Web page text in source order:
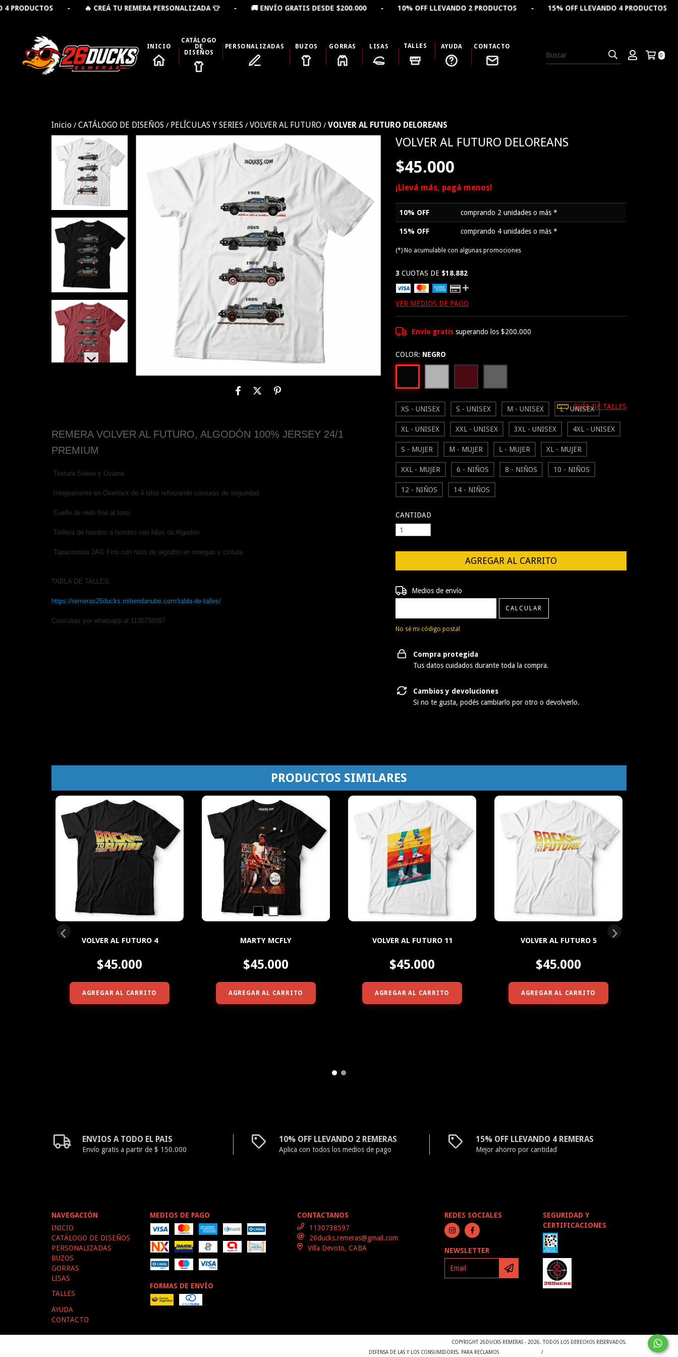
TU REMERA PERSONALIZADA 👕 - 🚚 ENVÍO GRATIS DESDE $200.000 - 10% OFF LLEVANDO 2 PRODUCTOS - 15% OFF LLEVANDO 4 PRODUCTOS - 🔥 CREÁ TU
INICIO
CATÁLOGO
DE
DISEÑOS
PERSONALIZADAS BUZOS GORRAS LISAS TALLES AYUDA CONTACTO
0
Inicio / CATÁLOGO DE DISEÑOS / PELÍCULAS Y SERIES / VOLVER AL FUTURO / VOLVER AL FUTURO DELOREANS
REMERA VOLVER AL FUTURO, ALGODÓN 100% JERSEY 24/1
PREMIUM
Textura Suave y Liviana.
Integramente en Overlock de 4 hilos reforzando costuras de seguridad.
Cuello de reeb fino al tono.
Tirillera de hombro a hombro con hilos de Algodón
Tapacostura 2AG Fino con hilos de algodón en mangas y cintura.
TABLA DE TALLES:
https://remeras26ducks.mitiendanube.com/tabla-de-talles/
Consultas por whatsapp al 1130738597
VOLVER AL FUTURO DELOREANS
$45.000
¡Llevá más, pagá menos!
10% OFF comprando 2 unidades o más *
15% OFF comprando 4 unidades o más *
(*) No acumulable con algunas promociones
3 CUOTAS DE $18.882
VER MEDIOS DE PAGO
Envío gratis superando los$200.000
COLOR: NEGRO
GUÍA DE TALLES
XS - UNISEX S - UNISEX M - UNISEX L - UNISEX
XL - UNISEX XXL - UNISEX 3XL - UNISEX 4XL - UNISEX
S - MUJER M - MUJER L - MUJER XL - MUJER
XXL - MUJER 6 - NIÑOS 8 - NIÑOS 10 - NIÑOS
12 - NIÑOS 14 - NIÑOS
CANTIDAD
Entregas para el CP:
Medios de envío
CALCULAR
No sé mi código postal
Compra protegida
Tus datos cuidados durante toda la compra.
Cambios y devoluciones
Si no te gusta, podés cambiarlo por otro o devolverlo.
PRODUCTOS SIMILARES
VOLVER AL FUTURO 4
$45.000
AGREGAR AL CARRITO
MARTY MCFLY
$45.000
AGREGAR AL CARRITO
VOLVER AL FUTURO 11
$45.000
AGREGAR AL CARRITO
VOLVER AL FUTURO 5
$45.000
AGREGAR AL CARRITO
ENVIOS A TODO EL PAIS
Envío gratis a partir de $ 150.000
10% OFF LLEVANDO 2 REMERAS
Aplica con todos los medios de pago
15% OFF LLEVANDO 4 REMERAS
Mejor ahorro por cantidad
NAVEGACIÓN
INICIO
CATÁLOGO DE DISEÑOS
PERSONALIZADAS
BUZOS
GORRAS
LISAS
TALLES
AYUDA
CONTACTO
MEDIOS DE PAGO
FORMAS DE ENVÍO
CONTACTANOS
1130738597
26ducks.remeras@gmail.com
Villa Devoto, CABA
REDES SOCIALES
NEWSLETTER
SEGURIDAD Y
CERTIFICACIONES
COPYRIGHT 26DUCKS REMERAS - 2026. TODOS LOS DERECHOS RESERVADOS.
DEFENSA DE LAS Y LOS CONSUMIDORES. PARA RECLAMOS
/